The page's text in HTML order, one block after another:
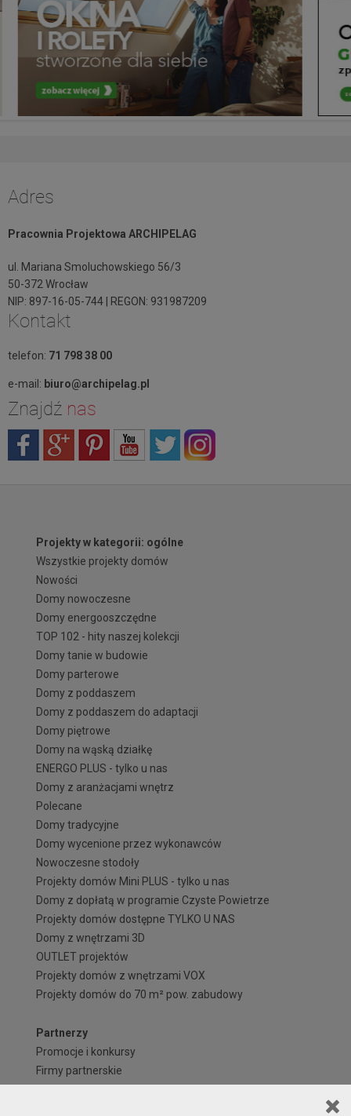
Adres
Pracownia Projektowa ARCHIPELAG
ul. Mariana Smoluchowskiego 56/3
50-372 Wrocław
NIP: 897-16-05-744 | REGON: 931987209
Kontakt
telefon: 71 798 38 00
e-mail: biuro@archipelag.pl
Znajdź nas
Projekty w kategorii: ogólne
Wszystkie projekty domów
Nowości
Domy nowoczesne
Domy energooszczędne
TOP 102 - hity naszej kolekcji
Domy tanie w budowie
Domy parterowe
Domy z poddaszem
Domy z poddaszem do adaptacji
Domy piętrowe
Domy na wąską działkę
ENERGO PLUS - tylko u nas
Domy z aranżacjami wnętrz
Polecane
Domy tradycyjne
Domy wycenione przez wykonawców
Nowoczesne stodoły
Projekty domów Mini PLUS - tylko u nas
Domy z dopłatą w programie Czyste Powietrze
Projekty domów dostępne TYLKO U NAS
Domy z wnętrzami 3D
OUTLET projektów
Projekty domów z wnętrzami VOX
Projekty domów do 70 m² pow. zabudowy
Partnerzy
Promocje i konkursy
Firmy partnerskie